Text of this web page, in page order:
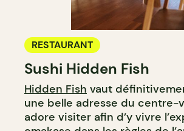
RESTAURANT
Sushi Hidden Fish
Hidden Fish vaut
une belle adresse du centre-
adore visiter afin d’y vivre